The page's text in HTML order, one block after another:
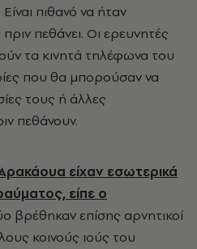
πιθανό να ήταν
πεθάνει. Οι ερευνητές
τα κινητά τηλέφωνα του
που θα μπορούσαν να
τους ή άλλες
πεθάνουν.
είχαν εσωτερικά
είπε ο
βρέθηκαν επίσης αρνητικοί
κοινούς ιούς του